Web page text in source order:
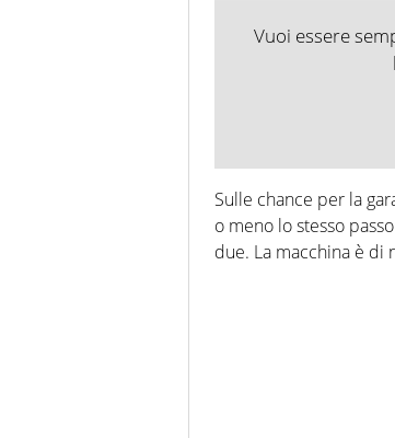
Vuoi essere
Sulle chance per la
o meno lo stesso
due. La macchina è di